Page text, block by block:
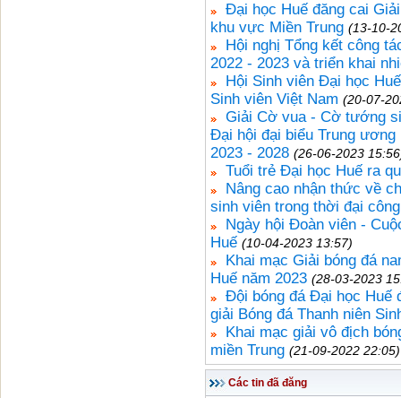
Đại học Huế đăng cai
khu vực Miền Trung (13-10-
Hội nghị Tổng kết công
2022 - 2023 và triển khai
Hội Sinh viên Đại học
Sinh viên Việt Nam (20-07-
Giải Cờ vua - Cờ tướng
Đại hội đại biểu Trung
2023 - 2028 (26-06-2023
Tuổi trẻ Đại học Huế ra
Nâng cao nhận thức về
sinh viên trong thời đại
Ngày hội Đoàn viên -
Huế (10-04-2023 13:57)
Khai mạc Giải bóng đá
Huế năm 2023 (28-03-2023
Đội bóng đá Đại học Huế
giải Bóng đá Thanh niên
Khai mạc giải vô địch
miền Trung (21-09-2022 22:05)
Các tin đã đăng